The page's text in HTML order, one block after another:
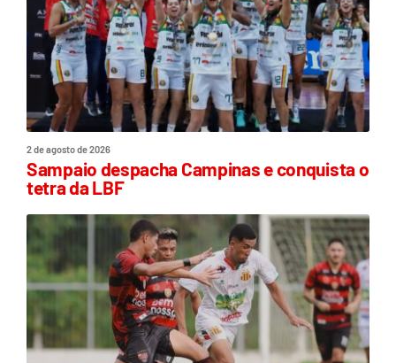
2 de agosto de 2026
Sampaio despacha Campinas e conquista o
tetra da LBF